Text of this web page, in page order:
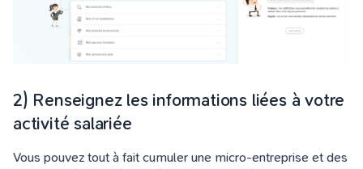
2) Renseignez les informations liées à votre
activité salariée
Vous pouvez tout à fait cumuler une micro-entreprise et des